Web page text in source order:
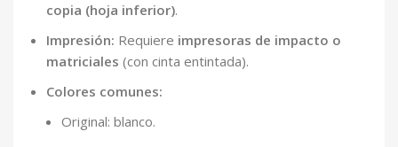
copia (hoja inferior).
Impresión: Requiere impresoras de impacto o
matriciales (con cinta entintada).
Colores comunes:
Original: blanco.